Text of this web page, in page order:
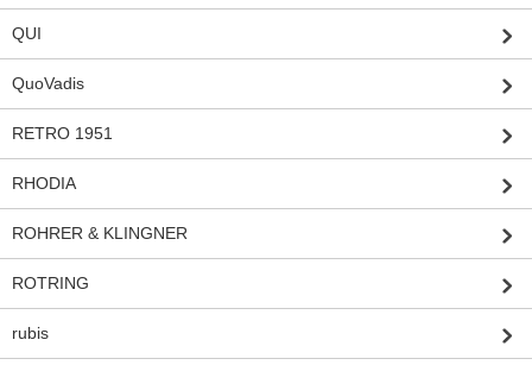
QUI
QuoVadis
RETRO 1951
RHODIA
ROHRER & KLINGNER
ROTRING
rubis